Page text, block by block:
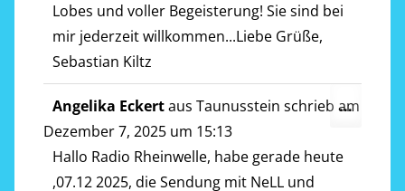
Lobes und voller Begeisterung! Sie sind bei
mir jederzeit willkommen...Liebe Grüße,
Sebastian Kiltz
Angelika Eckertaus Taunusstein schrieb am
Dezember 7, 2025 um 15:13
Hallo Radio Rheinwelle, habe gerade heute
,07.12 2025, die Sendung mit NeLL und
...Diese